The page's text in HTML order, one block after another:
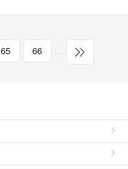
65 66 …